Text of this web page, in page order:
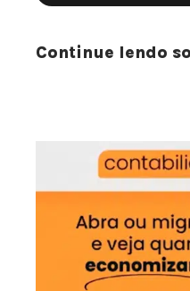
Continue lendo